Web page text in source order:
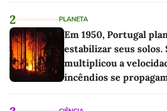
2 PLANETA
Em 1950, Portugal
estabilizar seus solos.
multiplicou a
incêndios se